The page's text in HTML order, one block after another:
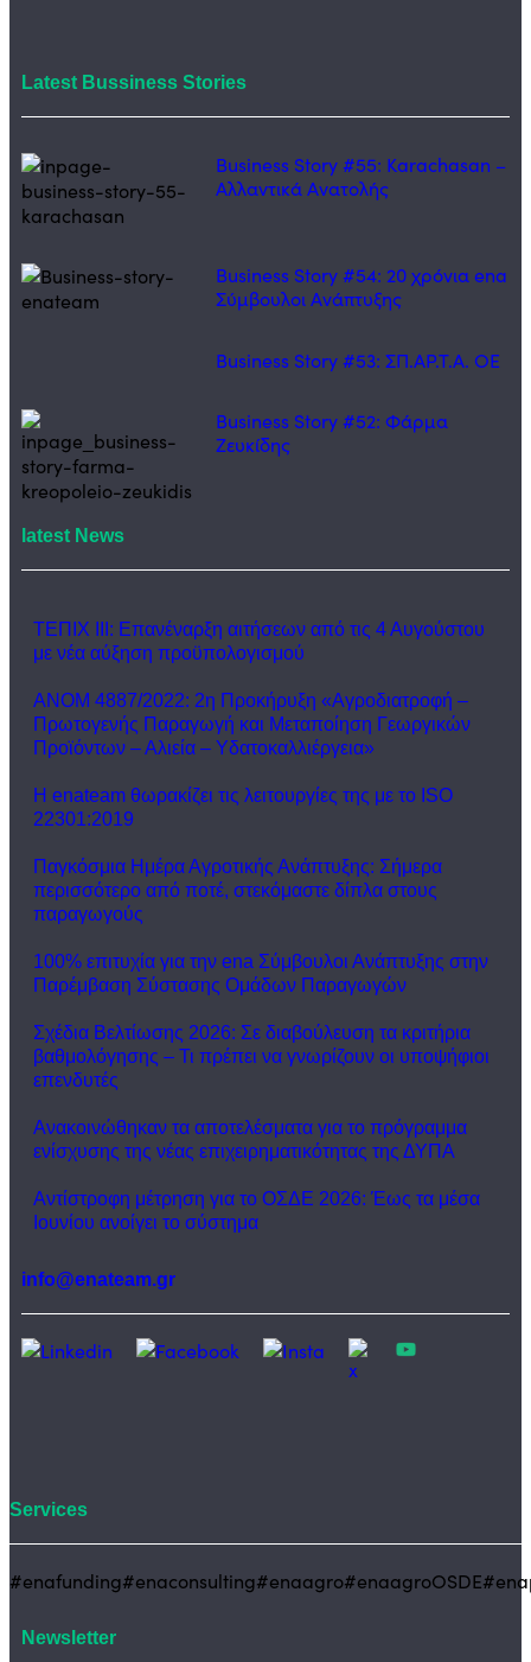
Latest Bussiness Stories
Business Story #55: Karachasan –
Αλλαντικά Ανατολής
Business Story #54: 20 χρόνια ena
Σύμβουλοι Ανάπτυξης
Business Story #53: ΣΠ.ΑΡ.Τ.Α. ΟΕ
Business Story #52: Φάρμα
Ζευκίδης
latest News
ΤΕΠΙΧ ΙΙΙ: Επανέναρξη αιτήσεων από τις 4 Αυγούστου
με νέα αύξηση προϋπολογισμού
ΑΝΟΜ 4887/2022: 2η Προκήρυξη «Αγροδιατροφή –
Πρωτογενής Παραγωγή και Μεταποίηση Γεωργικών
Προϊόντων – Αλιεία – Υδατοκαλλιέργεια»
Η enateam θωρακίζει τις λειτουργίες της με το ISO
22301:2019
Παγκόσμια Ημέρα Αγροτικής Ανάπτυξης: Σήμερα
περισσότερο από ποτέ, στεκόμαστε δίπλα στους
παραγωγούς
100% επιτυχία για την ena Σύμβουλοι Ανάπτυξης στην
Παρέμβαση Σύστασης Ομάδων Παραγωγών
Σχέδια Βελτίωσης 2026: Σε διαβούλευση τα κριτήρια
βαθμολόγησης – Τι πρέπει να γνωρίζουν οι υποψήφιοι
επενδυτές
Ανακοινώθηκαν τα αποτελέσματα για το πρόγραμμα
ενίσχυσης της νέας επιχειρηματικότητας της ΔΥΠΑ
Αντίστροφη μέτρηση για το ΟΣΔΕ 2026: Έως τα μέσα
Ιουνίου ανοίγει το σύστημα
info@enateam.gr
Services
#enafunding#enaconsulting#enaagro#enaagroOSDE
Newsletter